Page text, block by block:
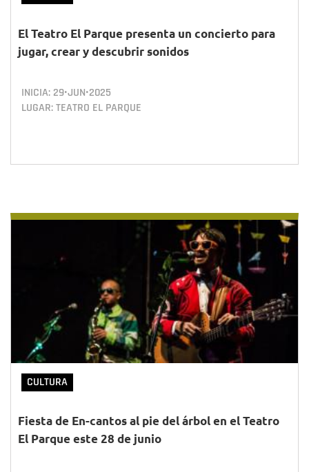
El Teatro El Parque presenta un concierto para
jugar, crear y descubrir sonidos
INICIA: 29•JUN•2025
LUGAR: TEATRO EL PARQUE
CULTURA
Fiesta de En-cantos al pie del árbol en el Teatro
El Parque este 28 de junio